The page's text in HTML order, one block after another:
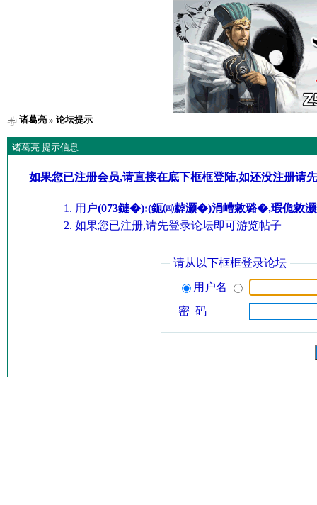
诸葛亮» 论坛提示
诸葛亮 提示信息
如果您已注册会员,请直接在底下框框登陆,如还没注册请
用户(073鏈�):(鈪㈣繛灏�)涓嶆敹璐�,瑕佹敹
如果您已注册,请先登录论坛即可游览帖子
请从以下框框登录论坛
用户名
密 码